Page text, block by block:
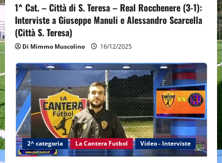
1^ Cat. – Città di S. Teresa – Real Rocchenere (3-1):
Interviste a Giuseppe Manuli e Alessandro Scarcella
(Città S. Teresa)
Di Mimmo Muscolino 16/12/2025
2^ categoria La Cantera Futbol Video - Interviste